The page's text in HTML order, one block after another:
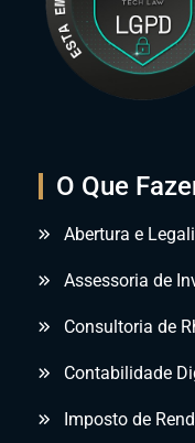
O Que
Abertura e
Assessoria de
Consultoria de
Contabilidade
Imposto de